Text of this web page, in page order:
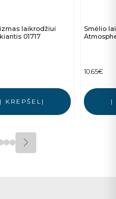
laikrodžiui
01717
Į KREPŠELĮ
Smėlio
10.65€
Į